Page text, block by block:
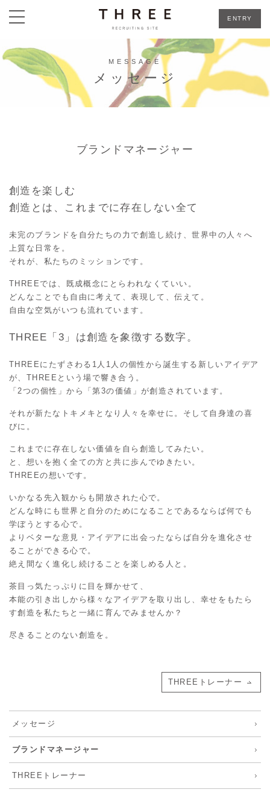
toggle
navigation
ENTRY
MESSAGE
メッセージ
ブランドマネージャー
創造を楽しむ
創造とは、これまでに存在しない全て
未完のブランドを自分たちの力で創造し続け、世界中の人々へ
上質な日常を。
それが、私たちのミッションです。
THREEでは、既成概念にとらわれなくていい。
どんなことでも自由に考えて、表現して、伝えて。
自由な空気がいつも流れています。
THREE「3」は創造を象徴する数字。
THREEにたずさわる1人1人の個性から誕生する新しいアイデア
が、THREEという場で響き合う。
「2つの個性」から「第3の価値」が創造されています。
それが新たなトキメキとなり人々を幸せに。そして自身達の喜
びに。
これまでに存在しない価値を自ら創造してみたい。
と、想いを抱く全ての方と共に歩んでゆきたい。
THREEの想いです。
いかなる先入観からも開放された心で。
どんな時にも世界と自分のためになることであるならば何でも
学ぼうとする心で。
よりベターな意見・アイデアに出会ったならば自分を進化させ
ることができる心で。
絶え間なく進化し続けることを楽しめる人と。
茶目っ気たっぷりに目を輝かせて、
本能の引き出しから様々なアイデアを取り出し、幸せをもたら
す創造を私たちと一緒に育んでみませんか？
尽きることのない創造を。
THREEトレーナー
メッセージ
ブランドマネージャー
THREEトレーナー